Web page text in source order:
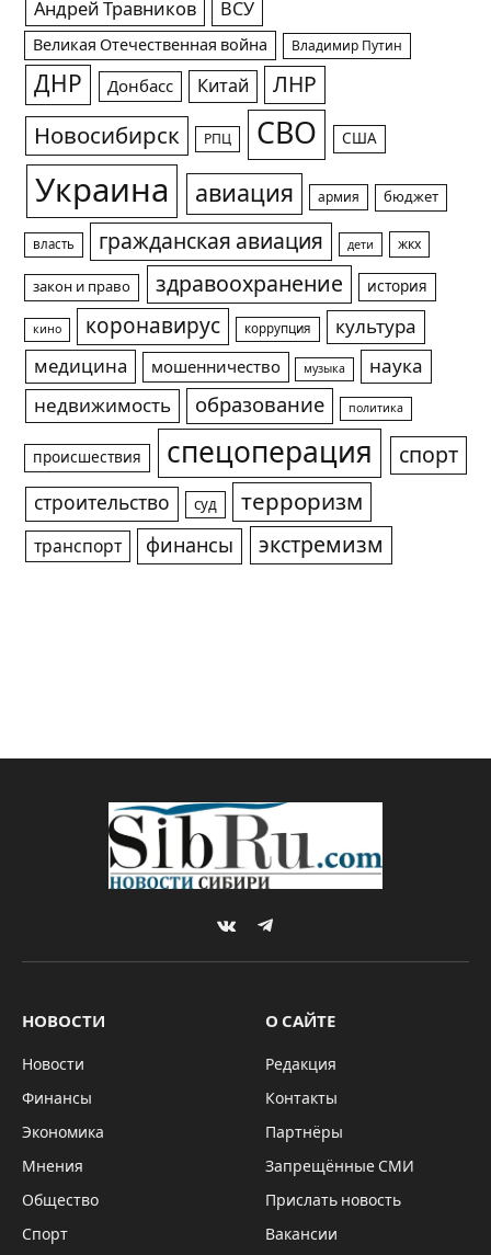
Андрей Травников ВСУ
Великая Отечественная война Владимир Путин
ДНР Донбасс Китай ЛНР
Новосибирск РПЦ СВО США
Украина авиация армия бюджет
власть гражданская авиация дети жкх
закон и право здравоохранение история
кино коронавирус коррупция
культура
медицина
мошенничество музыка
наука
недвижимость
образование политика
происшествия спецоперация спорт
строительство суд терроризм
транспорт финансы экстремизм
VKontakteTelegram
НОВОСТИ
Новости
Финансы
Экономика
Мнения
Общество
Спорт
О САЙТЕ
Редакция
Контакты
Партнёры
Запрещённые СМИ
Прислать новость
Вакансии